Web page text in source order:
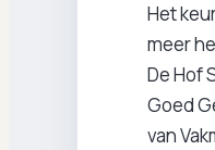
Het
meer
De Hof
Goed
van